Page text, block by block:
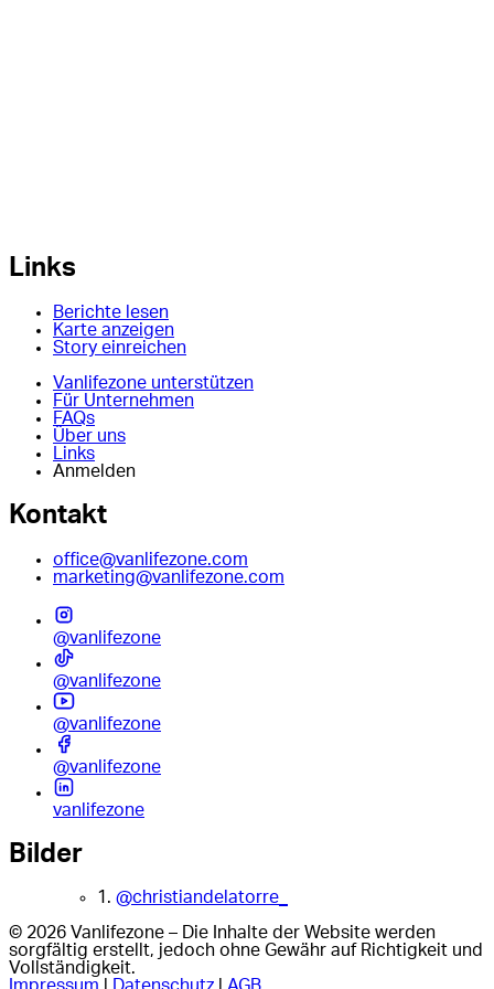
Links
Berichte lesen
Karte anzeigen
Story einreichen
Vanlifezone unterstützen
Für Unternehmen
FAQs
Über uns
Links
Anmelden
Kontakt
office@vanlifezone.com
marketing@vanlifezone.com
@vanlifezone
@vanlifezone
@vanlifezone
@vanlifezone
vanlifezone
Bilder
1. @christiandelatorre_
© 2026 Vanlifezone – Die Inhalte der Website werden
sorgfältig erstellt, jedoch ohne Gewähr auf Richtigkeit und
Vollständigkeit.